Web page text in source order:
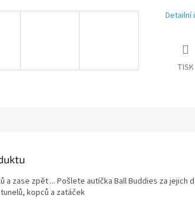
Detailní
TISK
a zase zpět ... Pošlete autíčka Ball Buddies za jejich
kopců a zatáček